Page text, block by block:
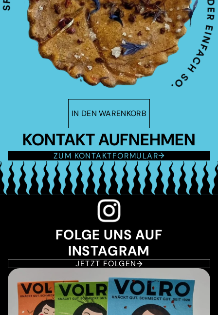
IN DEN WARENKORB
KONTAKT AUFNEHMEN
ZUM KONTAKTFORMULAR
FOLGE UNS AUF
INSTAGRAM
JETZT FOLGEN